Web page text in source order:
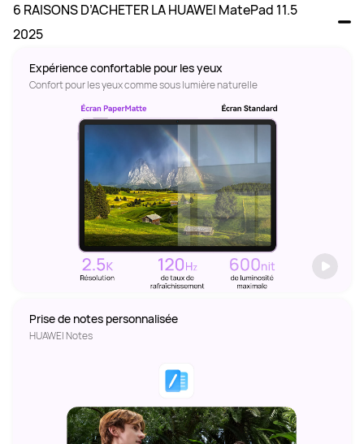
6 RAISONS D’ACHETER LA HUAWEI MatePad 11.5
2025
Confort pour les yeux comme sous lumière naturelle
HUAWEI Notes